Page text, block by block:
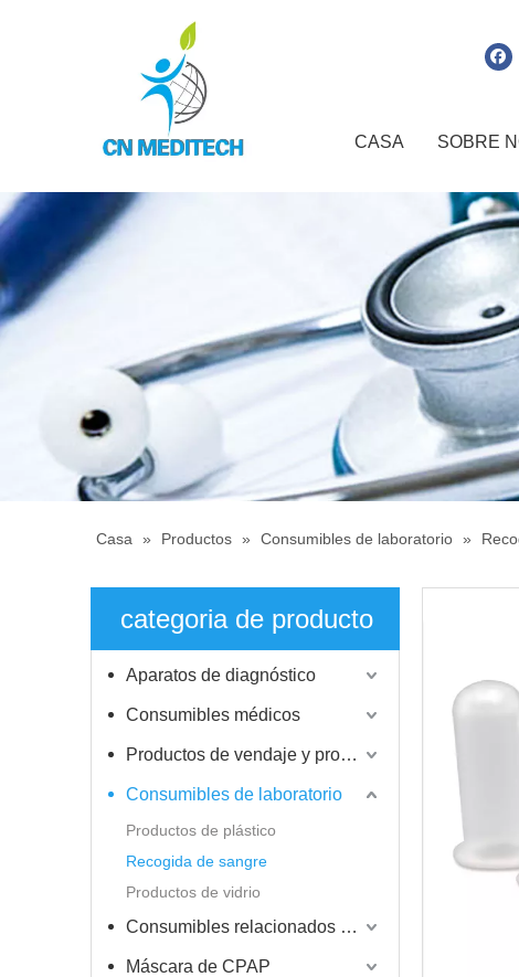
CASA SOBRE
Casa » Productos » Consumibles de laboratorio »
categoria de producto
Aparatos de diagnóstico
Consumibles médicos
Productos de vendaje y protección
Consumibles de laboratorio
Productos de plástico
Recogida de sangre
Productos de vidrio
Consumibles relacionados con la diálisis
Máscara de CPAP